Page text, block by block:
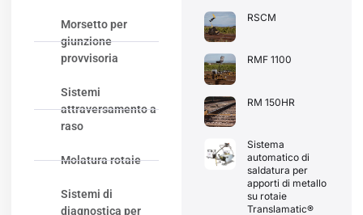
Morsetto per
giunzione
provvisoria
Sistemi
attraversamento a
raso
Molatura rotaie
Sistemi di
diagnostica per
RSCM
RMF 1100
RM 150HR
Sistema
automatico di
saldatura per
apporti di metallo
su rotaie
Translamatic®